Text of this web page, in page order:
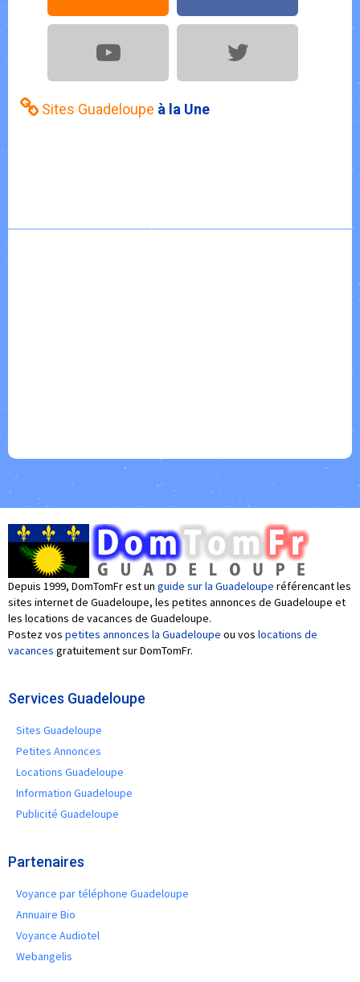
Sites Guadeloupe à la Une
Depuis 1999, DomTomFr est un guide sur la Guadeloupe référencant les
sites internet de Guadeloupe, les petites annonces de Guadeloupe et
les locations de vacances de Guadeloupe.
Postez vos petites annonces la Guadeloupe ou vos locations de
vacances gratuitement sur DomTomFr.
Services Guadeloupe
Sites Guadeloupe
Petites Annonces
Locations Guadeloupe
Information Guadeloupe
Publicité Guadeloupe
Partenaires
Voyance par téléphone Guadeloupe
Annuaire Bio
Voyance Audiotel
Webangelis